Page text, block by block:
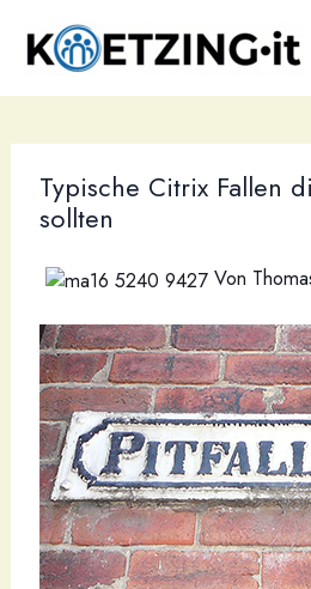
Inhalt
springen
Typische Citrix Fallen
sollten
Von